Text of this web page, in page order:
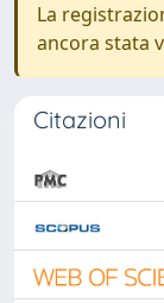
La
ancora stata
Citazioni